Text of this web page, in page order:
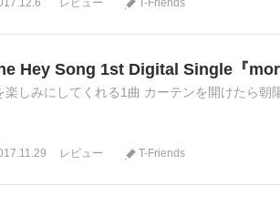
レビュー T-Friends
Hey Song 1st Digital Single『
しみにしてくれる1曲 カーテンを開けたら
レビュー T-Friends